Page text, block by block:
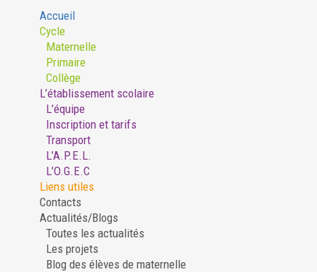
Accueil
Cycle
Maternelle
Primaire
Collège
L’établissement scolaire
L’équipe
Inscription et tarifs
Transport
L’A.P.E.L.
L’O.G.E.C
Liens utiles
Contacts
Actualités/Blogs
Toutes les actualités
Les projets
Blog des élèves de maternelle